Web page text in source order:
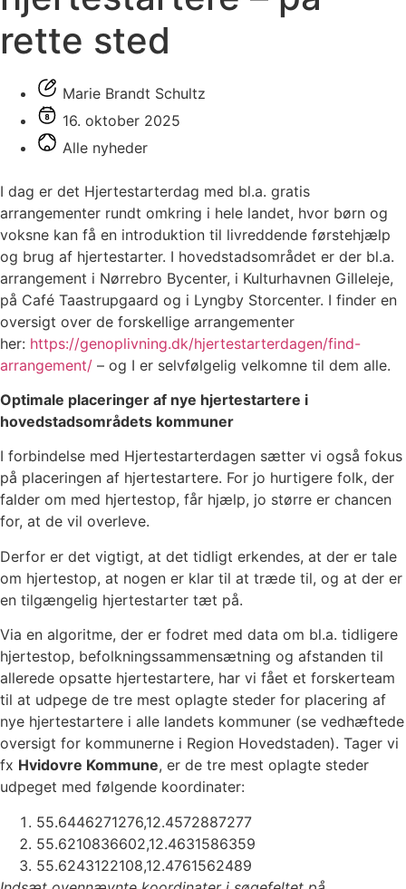
rette sted
Marie Brandt Schultz
16. oktober 2025
Alle nyheder
I dag er det Hjertestarterdag med bl.a. gratis
arrangementer rundt omkring i hele landet, hvor børn og
voksne kan få en introduktion til livreddende førstehjælp
og brug af hjertestarter. I hovedstadsområdet er der bl.a.
arrangement i Nørrebro Bycenter, i Kulturhavnen Gilleleje,
på Café Taastrupgaard og i Lyngby Storcenter. I finder en
oversigt over de forskellige arrangementer
her: https://genoplivning.dk/hjertestarterdagen/find-
arrangement/ – og I er selvfølgelig velkomne til dem alle.
Optimale placeringer af nye hjertestartere i
hovedstadsområdets kommuner
I forbindelse med Hjertestarterdagen sætter vi også fokus
på placeringen af hjertestartere. For jo hurtigere folk, der
falder om med hjertestop, får hjælp, jo større er chancen
for, at de vil overleve.
Derfor er det vigtigt, at det tidligt erkendes, at der er tale
om hjertestop, at nogen er klar til at træde til, og at der er
en tilgængelig hjertestarter tæt på.
Via en algoritme, der er fodret med data om bl.a. tidligere
hjertestop, befolkningssammensætning og afstanden til
allerede opsatte hjertestartere, har vi fået et forskerteam
til at udpege de tre mest oplagte steder for placering af
nye hjertestartere i alle landets kommuner (se vedhæftede
oversigt for kommunerne i Region Hovedstaden). Tager vi
fx Hvidovre Kommune, er de tre mest oplagte steder
udpeget med følgende koordinater:
55.6446271276,12.4572887277
55.6210836602,12.4631586359
55.6243122108,12.4761562489